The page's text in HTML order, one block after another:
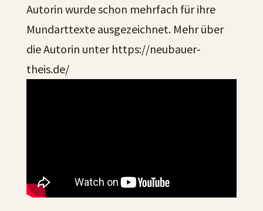
Autorin wurde schon mehrfach für ihre
Mundarttexte ausgezeichnet. Mehr über
die Autorin unter https://neubauer-
theis.de/